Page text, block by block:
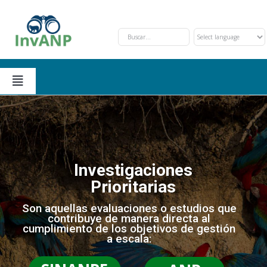
content
Toggle
Navigation
Secciones
Solicitud y Trámite
Oportunidades de Financiamiento
Investigaciones Prioritarias
Nosotros
Eventos
Contáctanos
Investigaciones
Prioritarias
Son aquellas evaluaciones o estudios que
contribuye de manera directa al
cumplimiento de los objetivos de gestión
a escala: